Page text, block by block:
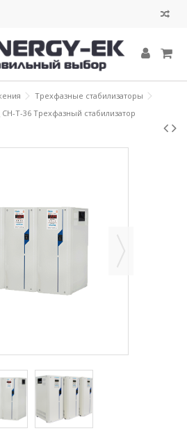
Трехфазные стабилизаторы
СН-Т-36 Трехфазный стабилизатор